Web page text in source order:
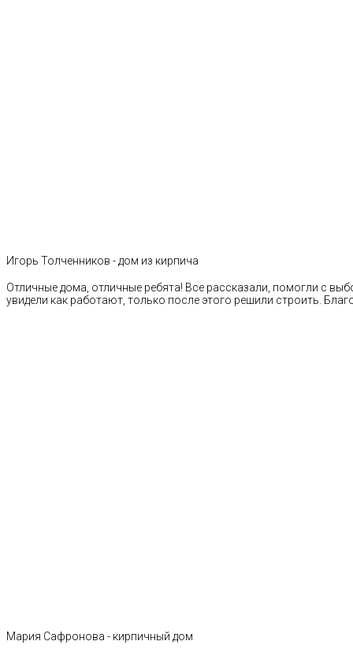
Игорь Толченников - дом из кирпича
Отличные дома, отличные ребята! Все рассказали, помогли с
увидели как работают, только после этого решили строить.
Мария Сафронова - кирпичный дом